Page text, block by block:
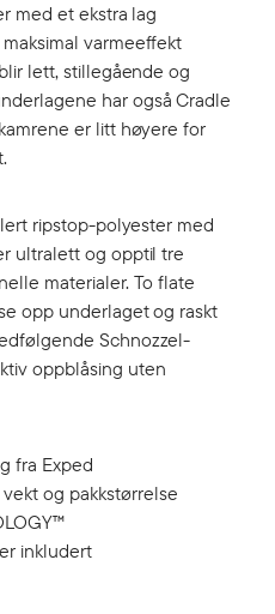
med et ekstra lag
varmeeffekt
lett, stillegående og
har også Cradle
er litt høyere for
ripstop-polyester med
ultralett og opptil tre
materialer. To flate
opp underlaget og raskt
Schnozzel-
oppblåsing uten
fra Exped
og pakkstørrelse
inkludert